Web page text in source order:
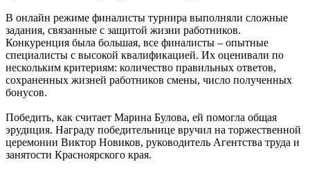
В онлайн режиме финалисты турнира выполняли сложные
задания, связанные с защитой жизни работников.
Конкуренция была большая, все финалисты – опытные
специалисты с высокой квалификацией. Их оценивали по
нескольким критериям: количество правильных ответов,
сохраненных жизней работников смены, число полученных
бонусов.
Победить, как считает Марина Булова, ей помогла общая
эрудиция. Награду победительнице вручил на торжественной
церемонии Виктор Новиков, руководитель Агентства труда и
занятости Красноярского края.